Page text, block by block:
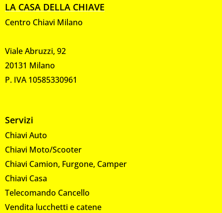
LA CASA DELLA CHIAVE
Centro Chiavi Milano
Viale Abruzzi, 92
20131 Milano
P. IVA 10585330961
Servizi
Chiavi Auto
Chiavi Moto/Scooter
Chiavi Camion, Furgone, Camper
Chiavi Casa
Telecomando Cancello
Vendita lucchetti e catene